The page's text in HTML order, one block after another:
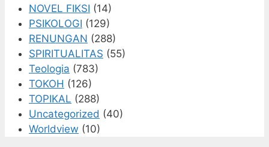
NOVEL FIKSI (14)
PSIKOLOGI (129)
RENUNGAN (288)
SPIRITUALITAS (55)
Teologia (783)
TOKOH (126)
TOPIKAL (288)
Uncategorized (40)
Worldview (10)